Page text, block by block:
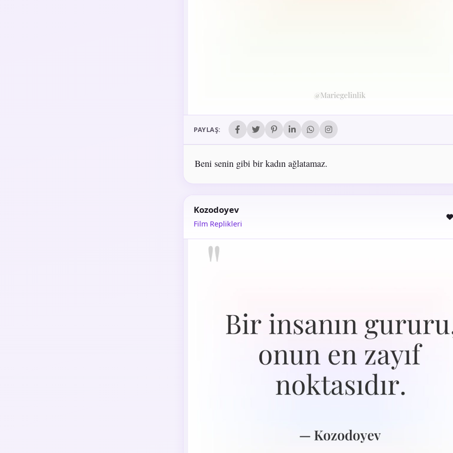
PAYLAŞ:
Beni senin gibi bir kadın ağlatamaz.
Kozodoyev
Film Replikleri